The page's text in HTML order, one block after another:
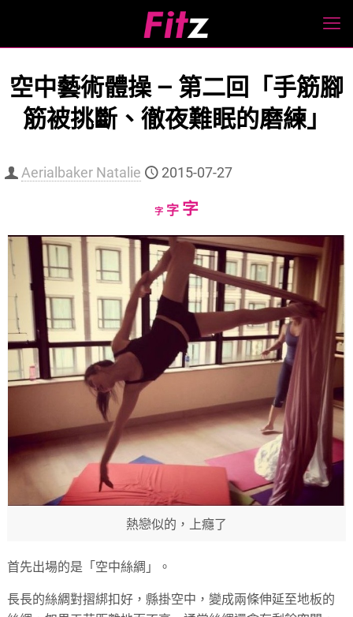
空中藝術體操 — 第二回「手筋腳
筋被挑斷、徹夜難眠的磨練」
Aerialbaker Natalie 2015-07-27
字Decrease
size.
字Reset
size.
字Increase
size.
熱戀似的，上癮了
首先出場的是「空中絲綢」。
長長的絲綢對摺綁扣好，縣掛空中，變成兩條伸延至地板的